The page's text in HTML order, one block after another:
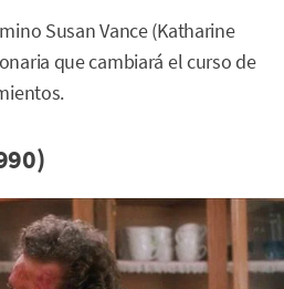
Susan Vance (Katharine
que cambiará el curso de